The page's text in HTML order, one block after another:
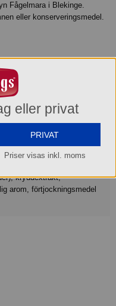
Fågelmara i Blekinge.
eller konserveringsmedel.
Världens Godaste
kryddextrakt,
arom, förtjockningsmedel
eller privat
PRIVAT
Priser visas inkl. moms